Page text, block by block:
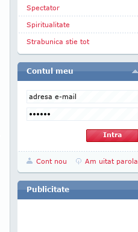
Spectator
Spiritualitate
Strabunica stie tot
Contul meu
Cont nou Am uitat parola
Publicitate